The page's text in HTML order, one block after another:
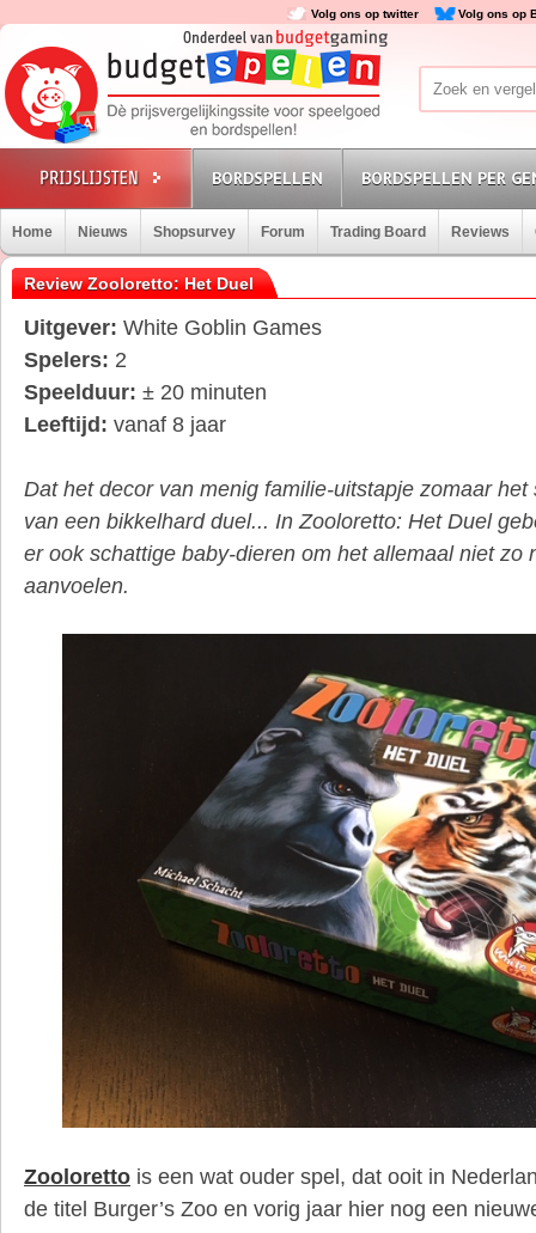
Volg ons op twitter Volg ons op
BORDSPELLEN BORDSPELLEN PER
Home Nieuws Shopsurvey Forum Trading Board Reviews
Review Zooloretto: Het Duel
Uitgever: White Goblin Games
Spelers: 2
Speelduur: ± 20 minuten
Leeftijd: vanaf 8 jaar
Dat het decor van menig familie-uitstapje zomaar
van een bikkelhard duel... In Zooloretto: Het Duel
er ook schattige baby-dieren om het allemaal niet zo
aanvoelen.
Zooloretto is een wat ouder spel, dat ooit in
de titel Burger’s Zoo en vorig jaar hier nog een